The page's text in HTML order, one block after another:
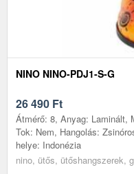
NINO NINO-PDJ1-S-G
26 490 Ft
Átmérő: 8, Anyag: Laminált,
Tok: Nem, Hangolás:
helye: Indonézia
nino, ütős, ütőshangszerek,